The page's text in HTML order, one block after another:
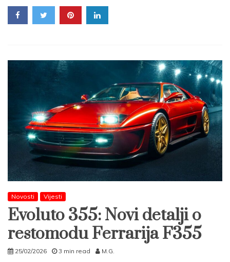
Novosti Vijesti
Evoluto 355: Novi detalji o
restomodu Ferrarija F355
25/02/2026 3 min read M.G.